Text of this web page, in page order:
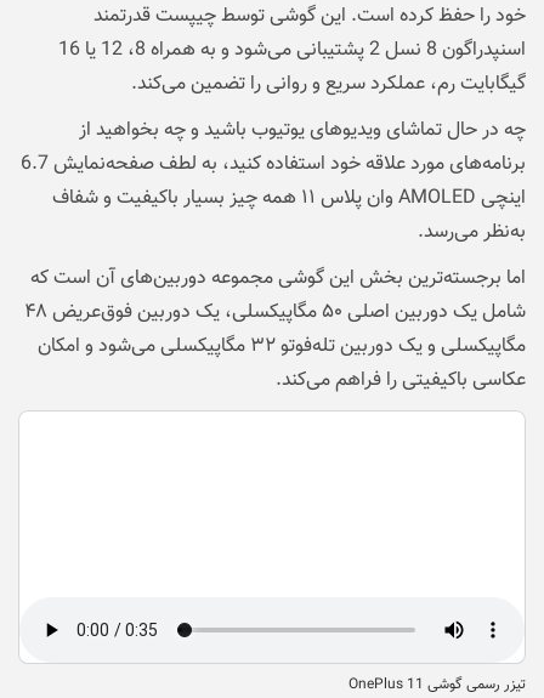
خود را حفظ کرده است. این گوشی توسط چیپست قدرتمند
اسنپدراگون 8 نسل 2 پشتیبانی می‌شود و به همراه 8، 12 یا 16
گیگابایت رم، عملکرد سریع و روانی را تضمین می‌کند.
چه در حال تماشای ویدیوهای یوتیوب باشید و چه بخواهید از
برنامه‌های مورد علاقه خود استفاده کنید، به لطف صفحه‌نمایش 6.7
اینچی AMOLED وان پلاس ۱۱ همه چیز بسیار باکیفیت و شفاف
به‌نظر می‌رسد.
اما برجسته‌ترین بخش این گوشی مجموعه دوربین‌های آن است که
شامل یک دوربین اصلی ۵۰ مگاپیکسلی، یک دوربین فوق‌عریض ۴۸
مگاپیکسلی و یک دوربین تله‌فوتو ۳۲ مگاپیکسلی می‌شود و امکان
عکاسی باکیفیتی را فراهم می‌کند.
تیزر رسمی گوشی OnePlus 11